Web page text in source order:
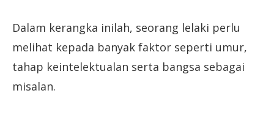
Dalam kerangka inilah, seorang lelaki perlu
melihat kepada banyak faktor seperti umur,
tahap keintelektualan serta bangsa sebagai
misalan.